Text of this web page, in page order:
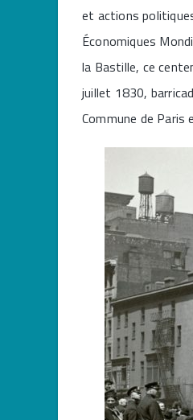
et actions
Économiques
la Bastille, ce
juillet 1830,
Commune de Paris